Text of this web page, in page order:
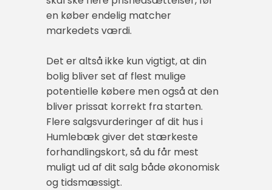
en køber endelig matcher
markedets værdi.
Det er altså ikke kun vigtigt, at din
bolig bliver set af flest mulige
potentielle købere men også at den
bliver prissat korrekt fra starten.
Flere salgsvurderinger af dit hus i
Humlebæk giver det stærkeste
forhandlingskort, så du får mest
muligt ud af dit salg både økonomisk
og tidsmæssigt.